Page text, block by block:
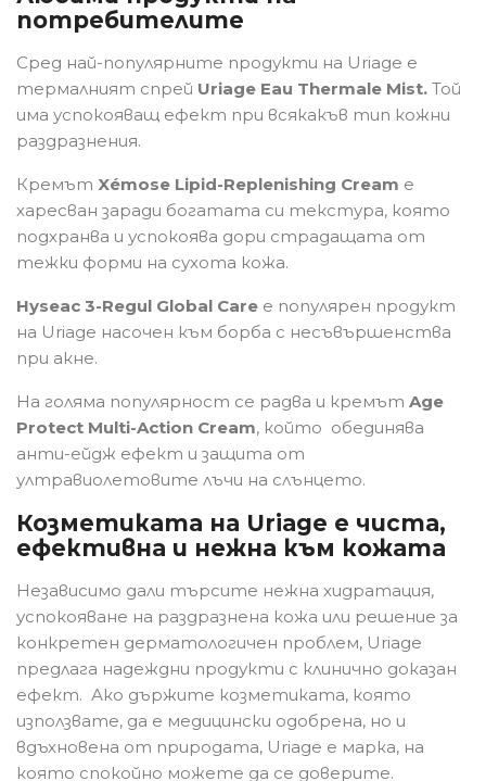
потребителите
Сред най-популярните продукти на Uriage е
термалният спрей Uriage Eau Thermale Mist. Той
има успокояващ ефект при всякакъв тип кожни
раздразнения.
Кремът Xémose Lipid-Replenishing Cream е
харесван заради богатата си текстура, която
подхранва и успокоява дори страдащата от
тежки форми на сухота кожа.
Hyseac 3-Regul Global Care е популярен продукт
на Uriage насочен към борба с несъвършенства
при акне.
На голяма популярност се радва и кремът Age
Protect Multi-Action Cream, който обединява
анти-ейдж ефект и защита от
ултравиолетовите лъчи на слънцето.
Козметиката на Uriage е чиста,
ефективна и нежна към кожата
Независимо дали търсите нежна хидратация,
успокояване на раздразнена кожа или решение за
конкретен дерматологичен проблем, Uriage
предлага надеждни продукти с клинично доказан
ефект. Ако държите козметиката, която
използвате, да е медицински одобрена, но и
вдъхновена от природата, Uriage е марка, на
която спокойно можете да се доверите.
Create wishlist ×
Wishlist name
Отказ Create wishlist